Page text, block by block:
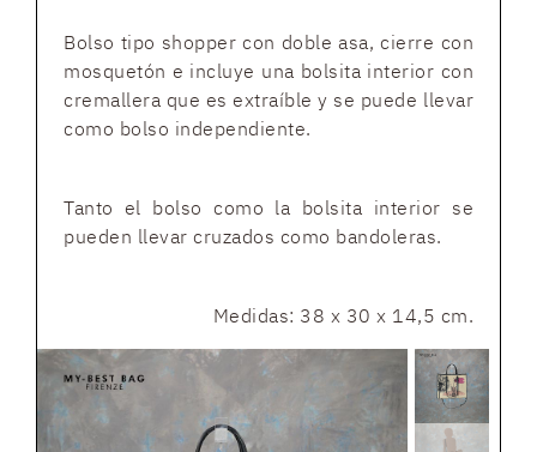
Bolso tipo shopper con doble asa, cierre con
mosquetón e incluye una bolsita interior con
cremallera que es extraíble y se puede llevar
como bolso independiente.
Tanto el bolso como la bolsita interior se
pueden llevar cruzados como bandoleras.
Medidas: 38 x 30 x 14,5 cm.